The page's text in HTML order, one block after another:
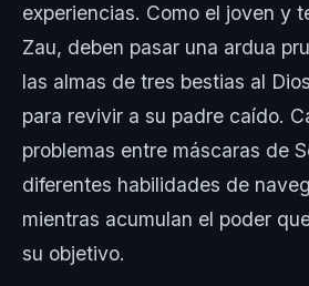
experiencias. Como el joven y
Zau, deben pasar una ardua
las almas de tres bestias al
para revivir a su padre caído.
problemas entre máscaras de
diferentes habilidades de
mientras acumulan el poder
su objetivo.